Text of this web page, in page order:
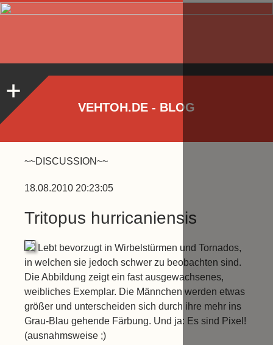
VEHTOH.DE - BLOG
~~DISCUSSION~~
18.08.2010 20:23:05
Tritopus hurricaniensis
Lebt bevorzugt in Wirbelstürmen und Tornados,
in welchen sie jedoch schwer zu beobachten sind.
Die Abbildung zeigt ein fast ausgewachsenes,
weibliches Exemplar. Die Männchen werden etwas
größer und unterscheiden sich durch ihre mehr ins
Grau-Blau gehende Färbung. Und ja: Es sind Pixel!
(ausnahmsweise ;)